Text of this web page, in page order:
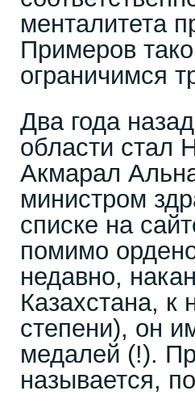
менталитета
Примеров
ограничимся
Два года
области стал
Акмарал
министром
списке на
помимо
недавно,
Казахстана,
степени), он
медалей (!).
называется,